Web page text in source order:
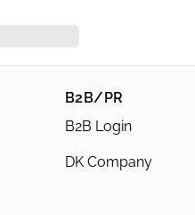
B2B/PR
B2B Login
DK Company